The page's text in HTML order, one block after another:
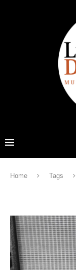
Home Tags